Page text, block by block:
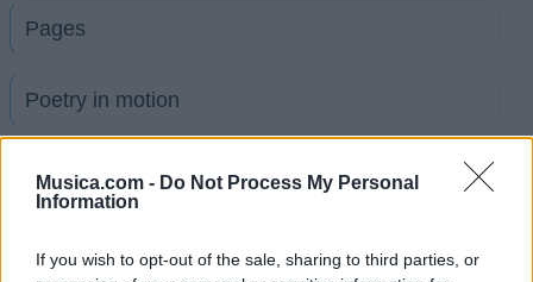
Musica.com - Do Not Process My Personal
Information
If you wish to opt-out of the sale, sharing to third parties, or
Pages
Poetry in motion
Stand Still